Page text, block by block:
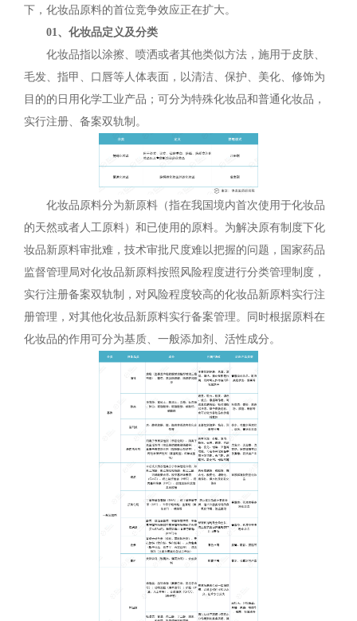
下，化妆品原料的首位竞争效应正在扩大。
01、化妆品定义及分类
化妆品指以涂擦、喷洒或者其他类似方法，施用于皮肤、
毛发、指甲、口唇等人体表面，以清洁、保护、美化、修饰为
目的的日用化学工业产品；可分为特殊化妆品和普通化妆品，
实行注册、备案双轨制。
化妆品原料分为新原料（指在我国境内首次使用于化妆品
的天然或者人工原料）和已使用的原料。为解决原有制度下化
妆品新原料审批难，技术审批尺度难以把握的问题，国家药品
监督管理局对化妆品新原料按照风险程度进行分类管理制度，
实行注册备案双轨制，对风险程度较高的化妆品新原料实行注
册管理，对其他化妆品新原料实行备案管理。同时根据原料在
化妆品的作用可分为基质、一般添加剂、活性成分。